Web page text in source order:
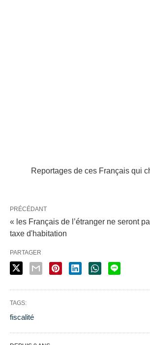
Reportages de ces Français qui
PRÉCÉDANT
« les Français de l’étranger ne seront
taxe d'habitation
PARTAGER
TAGS:
fiscalité